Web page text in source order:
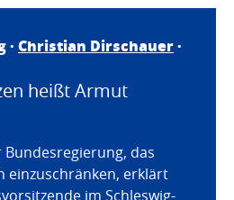
· Christian Dirschauer·
heißt Armut
das
einzuschränken, erklärt
im Schleswig-